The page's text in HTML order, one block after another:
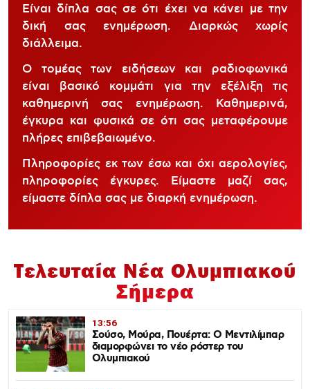
Είναι δίπλα σας σε ότι έχει να κάνει με την
δική σας ενημέρωση. Διαρκώς χωρίς
διάλλειμα.
Ο τομέας των ειδήσεων και ραδιοφωνικά
είναι βασικό κομμάτι για την εξέλιξη τις
καθημερινή σας ενημέρωση. Καθημερινά,
έγκυρα και φυσικά σε ότι σας μεταφέρουμε
πλήρες επιβεβαιωμένο.
Πληροφορίες εκ των έσω και όχι αερολογίες,
πληροφορίες έγκυρες. Είμαστε μαζί σας,
είμαστε δίπλα σας με διαρκή ενημέρωση.
Τελευταία Νέα Ολυμπιακού
Σήμερα
13:56
Σούσο, Μούρα, Πουέρτα: Ο Μεντιλίμπαρ
διαμορφώνει το νέο ρόστερ του
Ολυμπιακού